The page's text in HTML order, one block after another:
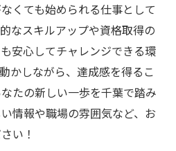
くても始められる仕事として
なスキルアップや資格取得の
安心してチャレンジできる環
かしながら、達成感を得るこ
たの新しい一歩を千葉で踏み
情報や職場の雰囲気など、お
い！